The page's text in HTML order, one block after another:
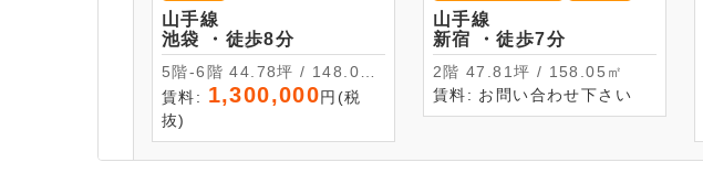
山手線
池袋 ・徒歩8分
5階-6階 44.78坪 / 148.04
㎡
賃料: 1,300,000円(税
抜)
山手線
新宿 ・徒歩7分
2階 47.81坪 / 158.05㎡
賃料: お問い合わせ下さい